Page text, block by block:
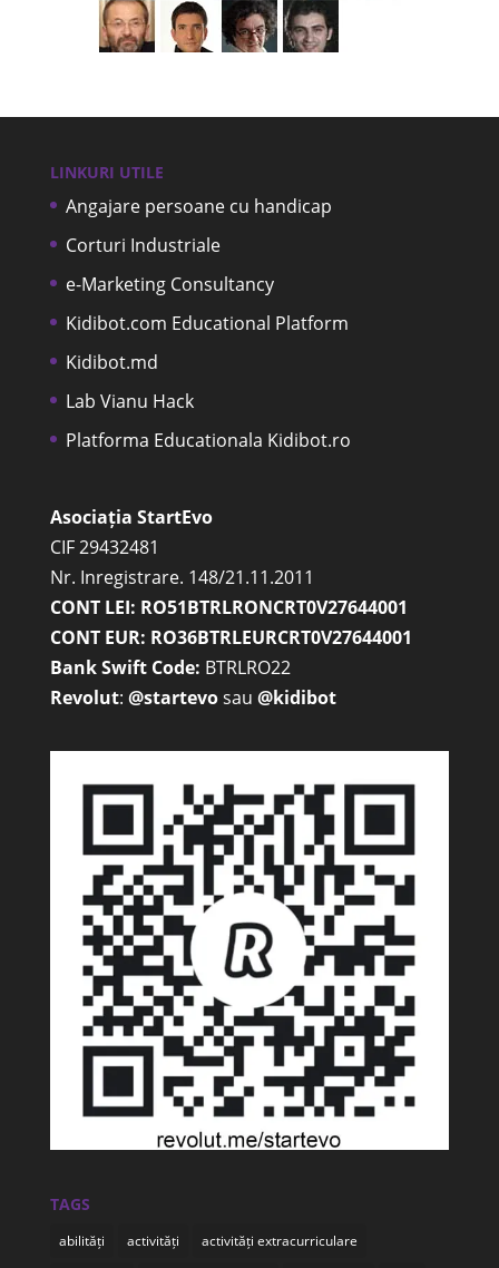
LINKURI UTILE
Angajare persoane cu handicap
Corturi Industriale
e-Marketing Consultancy
Kidibot.com Educational Platform
Kidibot.md
Lab Vianu Hack
Platforma Educationala Kidibot.ro
Asociația StartEvo
CIF 29432481
Nr. Inregistrare. 148/21.11.2011
CONT LEI: RO51BTRLRONCRT0V27644001
CONT EUR: RO36BTRLEURCRT0V27644001
Bank Swift Code: BTRLRO22
Revolut: @startevosau @kidibot
TAGS
abilități activități activități extracurriculare